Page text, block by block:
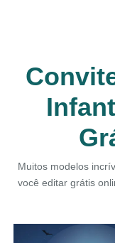
Muitos modelos
você editar grátis